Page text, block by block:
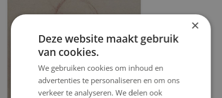
×
Deze website maakt gebruik
van cookies.
We gebruiken cookies om inhoud en
advertenties te personaliseren en om ons
verkeer te analyseren. We delen ook